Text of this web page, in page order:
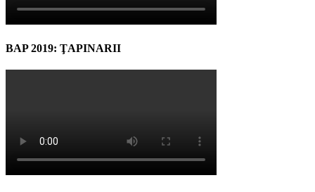
BAP 2019: ŢAPINARII